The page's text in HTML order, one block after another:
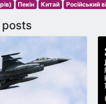
Пекін Китай Російський